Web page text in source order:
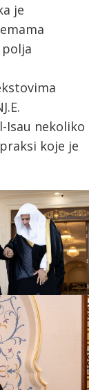
je
Isau nekoliko
koje je